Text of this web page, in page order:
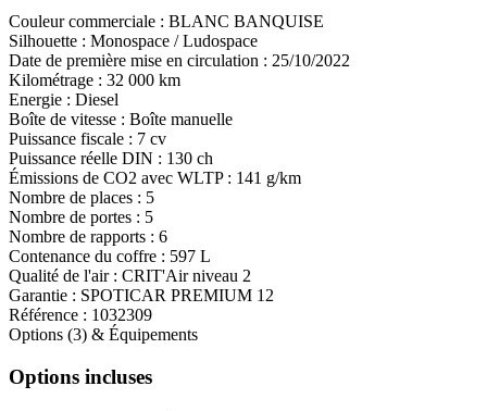
Couleur commerciale : BLANC BANQUISE
Silhouette : Monospace / Ludospace
Date de première mise en circulation : 25/10/2022
Kilométrage : 32 000 km
Energie : Diesel
Boîte de vitesse : Boîte manuelle
Puissance fiscale : 7 cv
Puissance réelle DIN : 130 ch
Émissions de CO2 avec WLTP : 141 g/km
Nombre de places : 5
Nombre de portes : 5
Nombre de rapports : 6
Contenance du coffre : 597 L
Qualité de l'air : CRIT'Air niveau 2
Garantie : SPOTICAR PREMIUM 12
Référence : 1032309
Options (3) & Équipements
Options incluses